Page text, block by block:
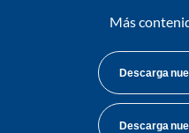
Más
Descarga
Descarga